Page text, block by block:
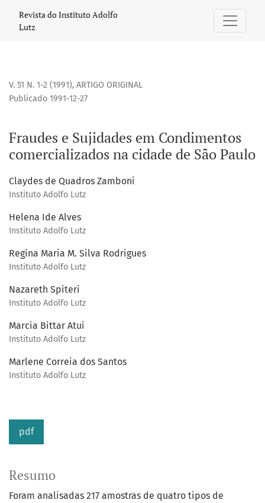
Fraudes e Sujidades em Condimentos comercializados na
Revista do Instituto Adolfo
Lutz
V. 51 N. 1-2 (1991), ARTIGO ORIGINAL
Fraudes e Sujidades em Condimentos
comercializados na cidade de São Paulo
Publicado 1991-12-27
Claydes de Quadros Zamboni
Instituto Adolfo Lutz
Helena Ide Alves
Instituto Adolfo Lutz
Regina Maria M. Silva Rodrigues
Instituto Adolfo Lutz
Nazareth Spiteri
Instituto Adolfo Lutz
Marcia Bittar Atui
Instituto Adolfo Lutz
Marlene Correia dos Santos
Instituto Adolfo Lutz
pdf
Resumo
Foram analisadas 217 amostras de quatro tipos de